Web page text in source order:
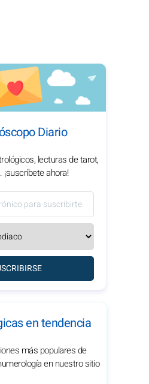
Diario
lecturas de tarot,
¡suscríbete ahora!
en tendencia
más populares de
en nuestro sitio